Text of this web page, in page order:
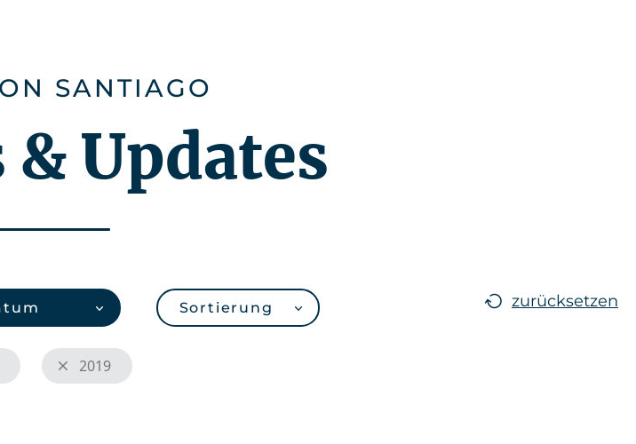
SANTIAGO
Updates
Sortierung zurücksetzen
2019